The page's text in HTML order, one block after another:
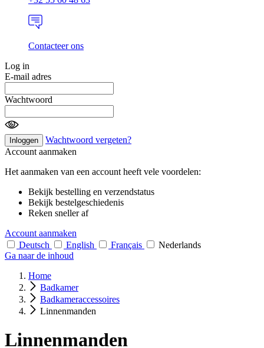
Contacteer ons
Log in
E-mail adres
Wachtwoord
Inloggen
Wachtwoord vergeten?
Account aanmaken
Het aanmaken van een account heeft vele voordelen:
Bekijk bestelling en verzendstatus
Bekijk bestelgeschiedenis
Reken sneller af
Account aanmaken
Deutsch
English Français
Nederlands
Ga naar de inhoud
Home
Badkamer
Badkameraccessoires
Linnenmanden
Linnenmanden